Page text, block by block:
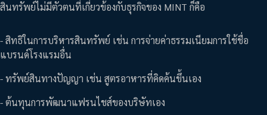
สินทรัพย์ไม่มีตัวตนที่เกี่ยวข้องกับธุรกิจของ MINT ก็คือ
- สิทธิในการบริหารสินทรัพย์ เช่น การจ่ายค่าธรรมเนียมการใช้ชื่อ
แบรนด์โรงแรมอื่น
- ทรัพย์สินทางปัญญา เช่น สูตรอาหารที่คิดค้นขึ้นเอง
- ต้นทุนการพัฒนาแฟรนไชส์ของบริษัทเอง